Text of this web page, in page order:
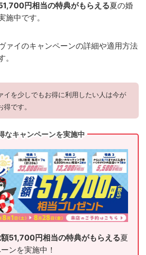
円相当の特典がもらえる夏の婚
施中です。
ァイのキャンペーンの詳細や適用方法
イを少しでもお得に利用したい人は今が
得です。
なキャンペーンを実施中
51,700円相当の特典がもらえる夏
ンを実施中！